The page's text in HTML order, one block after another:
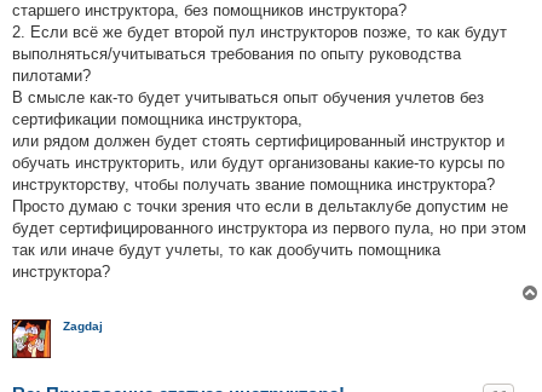
старшего инструктора, без помощников инструктора?
2. Если всё же будет второй пул инструкторов позже, то как будут
выполняться/учитываться требования по опыту руководства
пилотами?
В смысле как-то будет учитываться опыт обучения учлетов без
сертификации помощника инструктора,
или рядом должен будет стоять сертифицированный инструктор и
обучать инструкторить, или будут организованы какие-то курсы по
инструкторству, чтобы получать звание помощника инструктора?
Просто думаю с точки зрения что если в дельтаклубе допустим не
будет сертифицированного инструктора из первого пула, но при этом
так или иначе будут учлеты, то как дообучить помощника
инструктора?
Zagdaj